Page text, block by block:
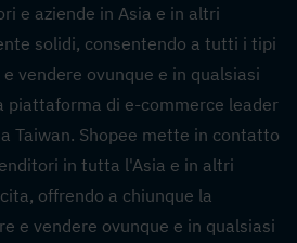
e aziende in Asia e in altri
solidi, consentendo a tutti i tipi
vendere ovunque e in qualsiasi
piattaforma di e-commerce leader
Taiwan. Shopee mette in contatto
in tutta l'Asia e in altri
offrendo a chiunque la
e vendere ovunque e in qualsiasi